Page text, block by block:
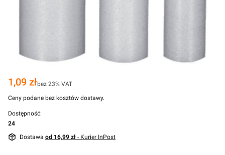
Cena
1,09 złbez 23% VAT
Ceny podane bez kosztów dostawy.
Dostępność:
24
Dostawa od 16,99 zł - Kurier InPost